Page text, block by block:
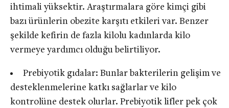
ihtimali yüksektir. Araştırmalara göre kimçi gibi
bazı ürünlerin obezite karşıtı etkileri var. Benzer
şekilde kefirin de fazla kilolu kadınlarda kilo
vermeye yardımcı olduğu belirtiliyor.
Prebiyotik gıdalar: Bunlar bakterilerin gelişim ve
desteklenmelerine katkı sağlarlar ve kilo
kontrolüne destek olurlar. Prebiyotik lifler pek çok